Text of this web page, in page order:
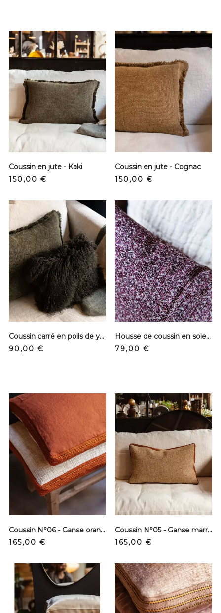
Coussin en jute - Kaki
Prix
150,00 €
Coussin en jute - Cognac
Prix
150,00 €
Coussin carré en poils de yack - Kaki
Prix
90,00 €
Housse de coussin en soie - Fleurs violettes
Prix
79,00 €
Coussin N°06 - Ganse orange 40x60cm
Prix
165,00 €
Coussin N°05 - Ganse marron 40x60cm
Prix
165,00 €